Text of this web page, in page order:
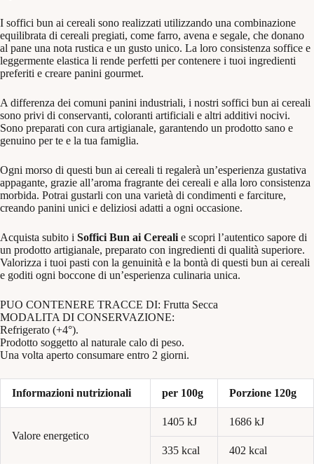
I soffici bun ai cereali sono realizzati utilizzando una combinazione
equilibrata di cereali pregiati, come farro, avena e segale, che donano
al pane una nota rustica e un gusto unico. La loro consistenza soffice e
leggermente elastica li rende perfetti per contenere i tuoi ingredienti
preferiti e creare panini gourmet.
A differenza dei comuni panini industriali, i nostri soffici bun ai cereali
sono privi di conservanti, coloranti artificiali e altri additivi nocivi.
Sono preparati con cura artigianale, garantendo un prodotto sano e
genuino per te e la tua famiglia.
Ogni morso di questi bun ai cereali ti regalerà un’esperienza gustativa
appagante, grazie all’aroma fragrante dei cereali e alla loro consistenza
morbida. Potrai gustarli con una varietà di condimenti e farciture,
creando panini unici e deliziosi adatti a ogni occasione.
Acquista subito i Soffici Bun ai Cereali e scopri l’autentico sapore di
un prodotto artigianale, preparato con ingredienti di qualità superiore.
Valorizza i tuoi pasti con la genuinità e la bontà di questi bun ai cereali
e goditi ogni boccone di un’esperienza culinaria unica.
PUO CONTENERE TRACCE DI: Frutta Secca
MODALITA DI CONSERVAZIONE:
Refrigerato (+4°).
Prodotto soggetto al naturale calo di peso.
Una volta aperto consumare entro 2 giorni.
Informazioni nutrizionali per 100g Porzione 120g
Valore energetico
1405 kJ 1686 kJ
335 kcal 402 kcal